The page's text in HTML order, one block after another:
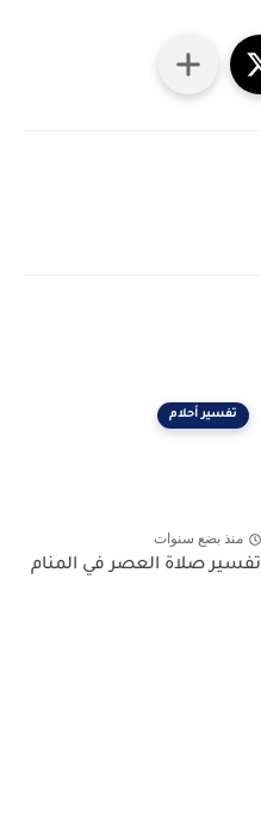
تفسير أحلام
منذ بضع سنوات
تفسير صلاة العصر في المنام